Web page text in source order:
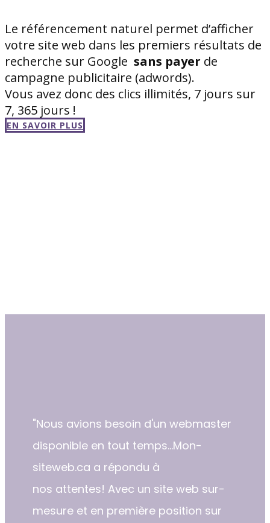
Le référencement naturel permet d’afficher
votre site web dans les premiers résultats de
recherche sur Google sans payer de
campagne publicitaire (adwords).
Vous avez donc des clics illimités, 7 jours sur
7, 365 jours !
EN SAVOIR PLUS
"​Nous avions besoin d'un webmaster
disponible en tout temps...Mon-
siteweb.ca a répondu à
nos attentes! Avec un site web sur-
mesure et en première position sur